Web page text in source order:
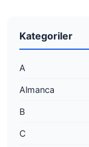
Kategoriler
A
Almanca
B
C